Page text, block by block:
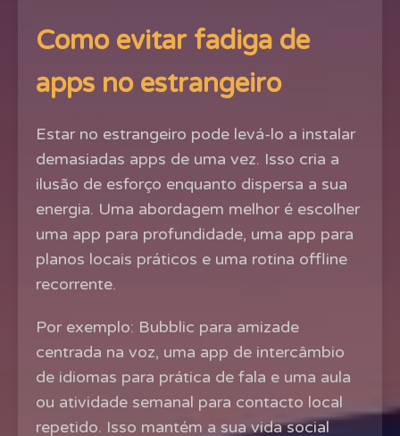
Como evitar fadiga de
apps no estrangeiro
Estar no estrangeiro pode levá-lo a instalar
demasiadas apps de uma vez. Isso cria a
ilusão de esforço enquanto dispersa a sua
energia. Uma abordagem melhor é escolher
uma app para profundidade, uma app para
planos locais práticos e uma rotina offline
recorrente.
Por exemplo: Bubblic para amizade
centrada na voz, uma app de intercâmbio
de idiomas para prática de fala e uma aula
ou atividade semanal para contacto local
repetido. Isso mantém a sua vida social